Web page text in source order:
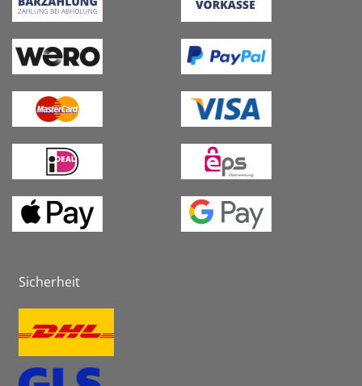
Sicherheit